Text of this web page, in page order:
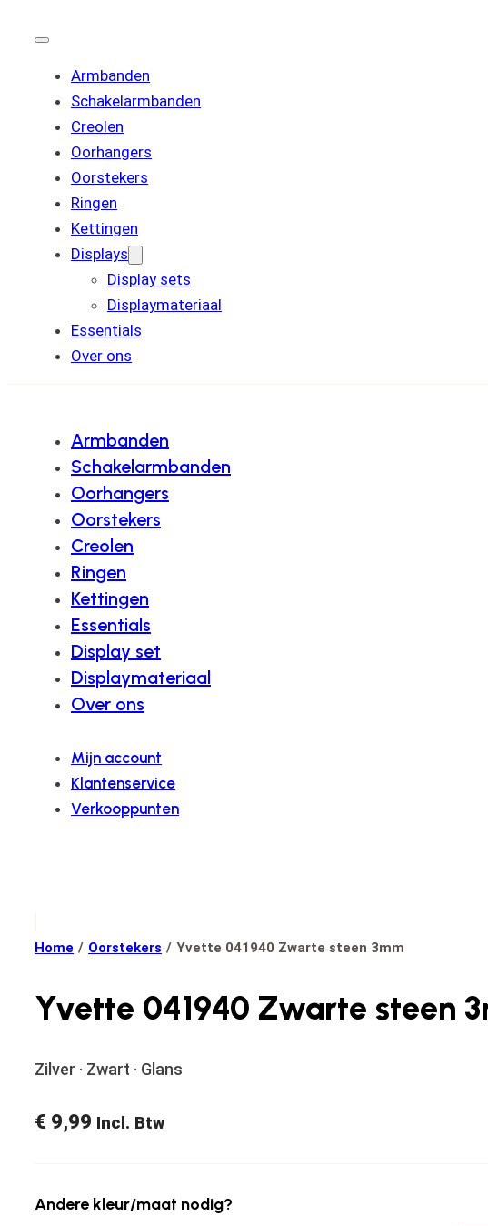
Armbanden
Schakelarmbanden
Creolen
Oorhangers
Oorstekers
Ringen
Kettingen
Displays
Display sets
Displaymateriaal
Essentials
Over ons
Armbanden
Schakelarmbanden
Oorhangers
Oorstekers
Creolen
Ringen
Kettingen
Essentials
Display set
Displaymateriaal
Over ons
Mijn account
Klantenservice
Verkooppunten
Home / Oorstekers / Yvette 041940 Zwarte steen 3mm
Yvette 041940 Zwarte steen
Zilver · Zwart · Glans
€ 9,99 Incl. Btw
Andere kleur/maat nodig?